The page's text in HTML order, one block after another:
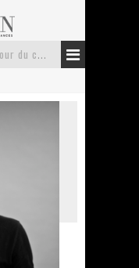
Le retour du cachemire version casual